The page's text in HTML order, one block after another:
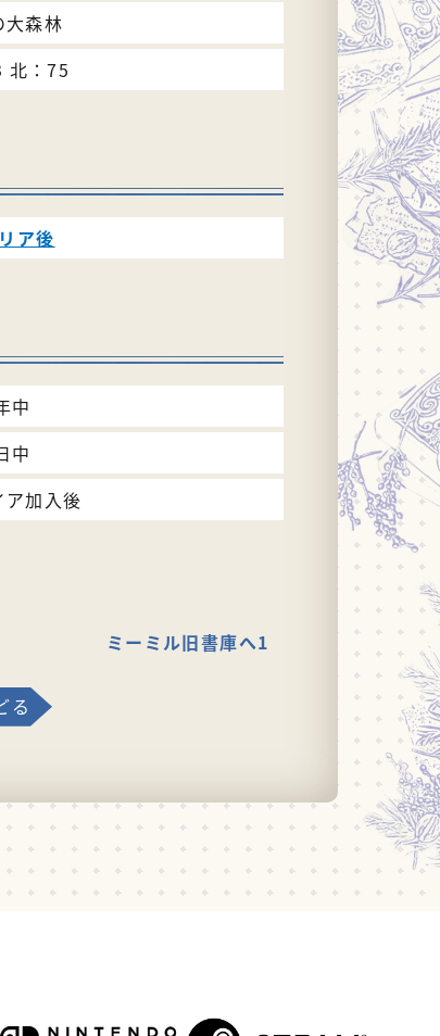
大森林
北：75
ア後
中
中
ア加入後
ミーミル旧書庫へ1
る